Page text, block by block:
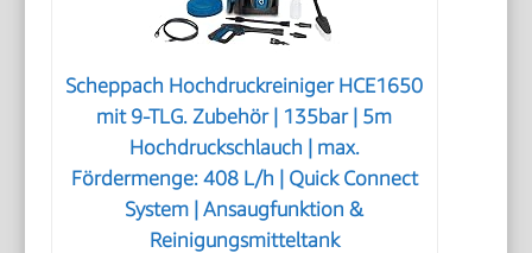
Scheppach Hochdruckreiniger HCE1650
mit 9-TLG. Zubehör | 135bar | 5m
Hochdruckschlauch | max.
Fördermenge: 408 L/h | Quick Connect
System | Ansaugfunktion &
Reinigungsmitteltank